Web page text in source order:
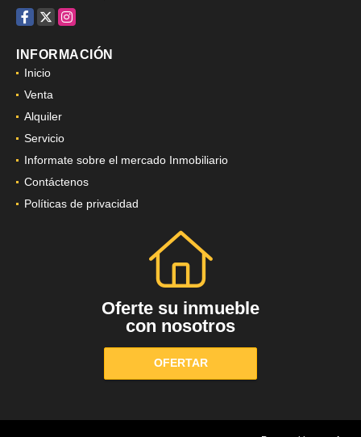
Facebook
X Instagram
INFORMACIÓN
Inicio
Venta
Alquiler
Servicio
Informate sobre el mercado Inmobiliario
Contáctenos
Políticas de privacidad
Oferte su inmueble
con nosotros
OFERTAR